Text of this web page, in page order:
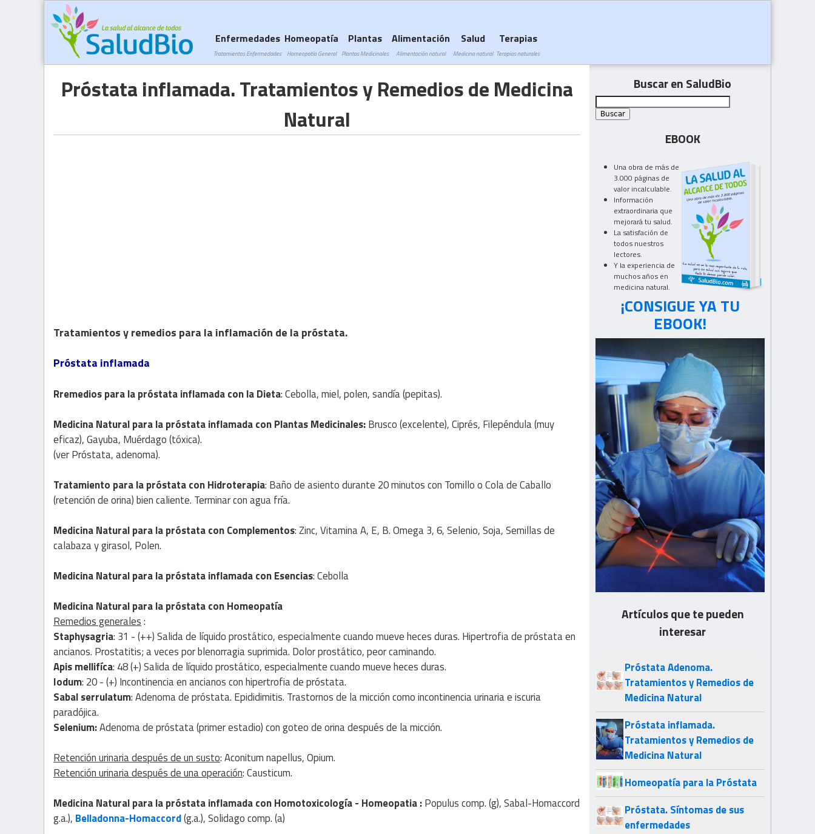
Próstata inflamada. Tratamientos y Remedios de Medicina
Natural
Tratamientos y remedios para la inflamación de la próstata.
Próstata inflamada
Rremediospara la próstata inflamada con laDieta: Cebolla, miel, polen, sandía (pepitas).
Medicina Naturalpara la próstata inflamada conPlantas Medicinales:Brusco (excelente), Ciprés, Filepéndula (muy
eficaz), Gayuba, Muérdago (tóxica).
(ver Próstata, adenoma).
Tratamiento para la próstata conHidroterapia: Baño de asiento durante 20 minutos con Tomillo o Cola de Caballo
(retención de orina) bien caliente. Terminar con agua fría.
Medicina Naturalpara la próstata conComplementos: Zinc, Vitamina A, E, B. Omega 3, 6, Selenio, Soja, Semillas de
calabaza y girasol, Polen.
Medicina Naturalpara la próstata inflamada conEsencias: Cebolla
Medicina Naturalpara la próstata conHomeopatía
Remedios generales:
Staphysagria: 31 - (++) Salida de líquido prostático, especialmente cuando mueve heces duras. Hipertrofia de próstata en
ancianos. Prostatitis; a veces por blenorragia suprimida. Dolor prostático, peor caminando.
Apis mellifíca: 48 (+) Salida de líquido prostático, especialmente cuando mueve heces duras.
Iodum: 20 - (+) Incontinencia en ancianos con hipertrofia de próstata.
Sabal serrulatum: Adenoma de próstata. Epididimitis. Trastornos de la micción como incontinencia urinaria e iscuria
paradójica.
Selenium:Adenoma de próstata (primer estadio) con goteo de orina después de la micción.
Retención urinaria después de un susto: Aconitum napellus, Opium.
Retención urinaria después de una operación: Causticum.
Medicina Naturalpara la próstata inflamada conHomotoxicología- Homeopatia:Populus comp. (g), Sabal-Homaccord
g.a.), Belladonna-Homaccord(g.a.), Solidago comp. (a)
Enfermedades
Tratamientos Enfermedades
Homeopatía
Homeopatía General
Plantas
Plantas Medicinales
Alimentación
Alimentación natural
Salud
Medicina natural
Terapias
Terapias naturales
Buscar en SaludBio
EBOOK
Una obra de más de
3.000 páginas de
valor incalculable.
Información
extraordinaria que
mejorará tu salud.
La satisfación de
todos nuestros
lectores.
Y la experiencia de
muchos años en
medicina natural.
¡CONSIGUE YA TU
EBOOK!
Artículos que te pueden
interesar
Próstata Adenoma.
Tratamientos y Remedios de
Medicina Natural
Próstata inflamada.
Tratamientos y Remedios de
Medicina Natural
Homeopatía para la Próstata
Próstata. Síntomas de sus
enfermedades